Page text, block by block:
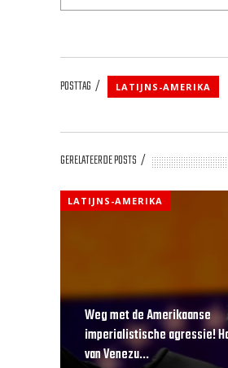
POSTTAG LATIJNS-AMERIKA
GERELATEERDE POSTS
LATIJNS-AMERIKA
Weg met de Amerikaanse
imperialistische agressie!
van Venezu...